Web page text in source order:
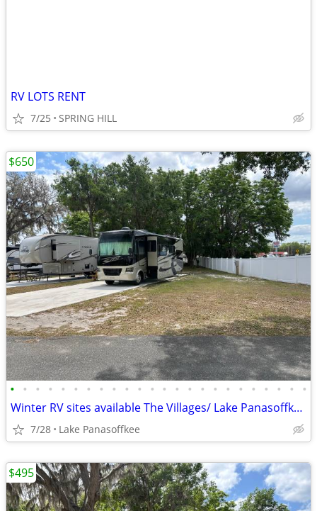
RV LOTS RENT
7/25 SPRING HILL
• • • • • • • • • • • • • • • • • • • • • • • •
Winter RV sites available The Villages/ Lake Panasoffkee FL
7/28 Lake Panasoffkee
$650
$495